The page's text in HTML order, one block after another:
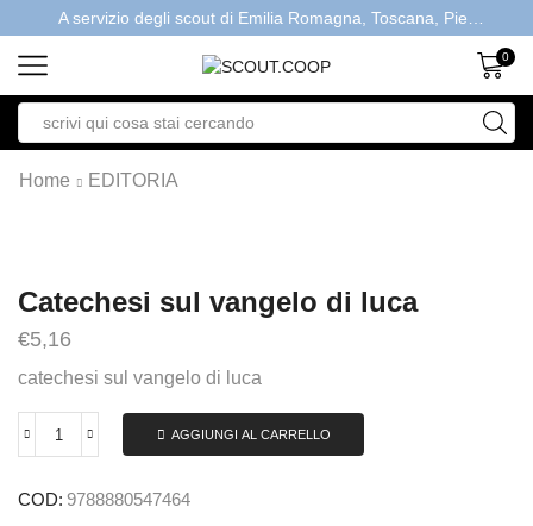
0
Home EDITORIA
Catechesi sul vangelo di luca
€5,16
catechesi sul vangelo di luca
AGGIUNGI AL CARRELLO
COD: 9788880547464